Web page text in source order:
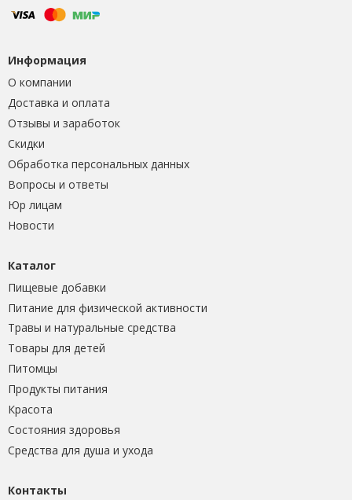
Информация
О компании
Доставка и оплата
Отзывы и заработок
Скидки
Обработка персональных данных
Вопросы и ответы
Юр лицам
Новости
Каталог
Пищевые добавки
Питание для физической активности
Травы и натуральные средства
Товары для детей
Питомцы
Продукты питания
Красота
Состояния здоровья
Средства для душа и ухода
Контакты